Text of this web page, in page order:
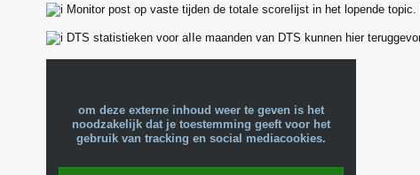
Monitor post op vaste tijden de totaIe scoreIijst in het lopende
DTS statistieken voor aIIe maanden van DTS kunnen hier
om deze externe inhoud weer te geven is het
noodzakelijk dat je toestemming geeft voor het
gebruik van tracking en social mediacookies.